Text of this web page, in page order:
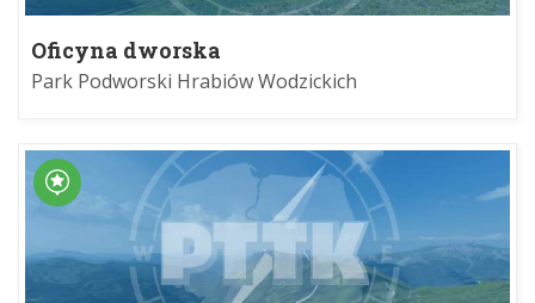
Oficyna dworska
Park Podworski Hrabiów Wodzickich